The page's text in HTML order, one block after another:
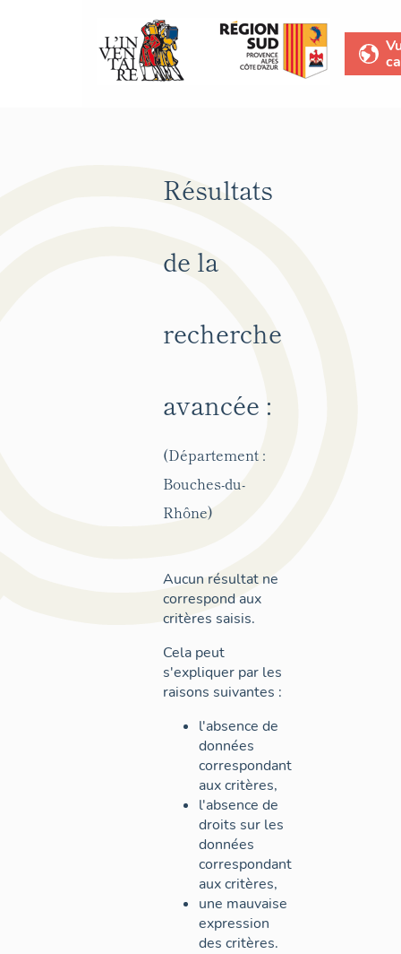
Résultats
de la
recherche
avancée :
(Département :
Bouches-du-
Rhône)
Aucun résultat ne
correspond aux
critères saisis.
Cela peut
s'expliquer par les
raisons suivantes :
l'absence de
données
correspondant
aux critères,
l'absence de
droits sur les
données
correspondant
aux critères,
une mauvaise
expression
des critères.